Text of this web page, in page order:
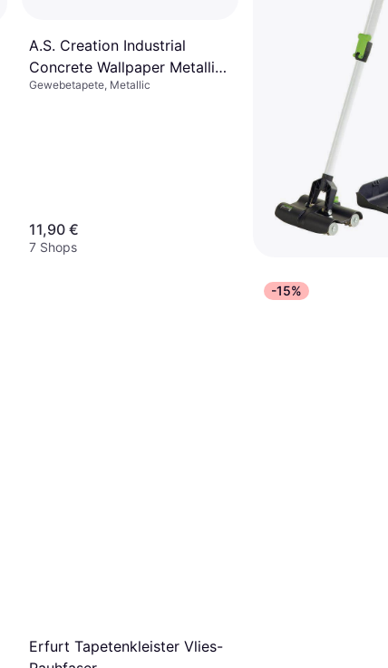
A.S. Creation Industrial
Concrete Wallpaper Metallic
Gold White 230775
Gewebetapete, Metallic
11,90 €
7 Shops
Festool
TP 220  495747
Erfurt Tapetenkleister Vlies-
-15%